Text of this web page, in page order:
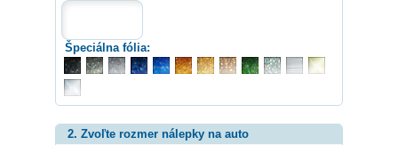
Špeciálna fólia:
2. Zvoľte rozmer nálepky na auto